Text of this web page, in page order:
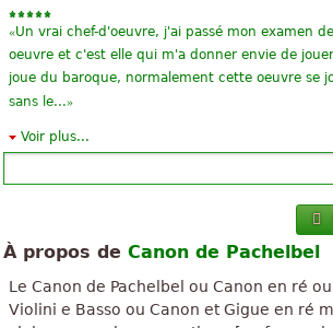
«Un vrai chef-d'oeuvre, j'ai passé mon examen
oeuvre et c'est elle qui m'a donner envie de
joue du baroque, normalement cette oeuvre se
sans le...»
« cette musique restera gravez dans TOUTES
C'est un travail impressionnant, a longtemps
toucher avec le violon et la vérité est facile à
l'audition est impressionnant quand il est joué
« Je joue de l'alto, serait quelqu'un pourrait me
Voir plus...
À propos de Canon de Pachelbel
Le Canon de Pachelbel ou Canon en ré
Violini e Basso ou Canon et Gigue en ré